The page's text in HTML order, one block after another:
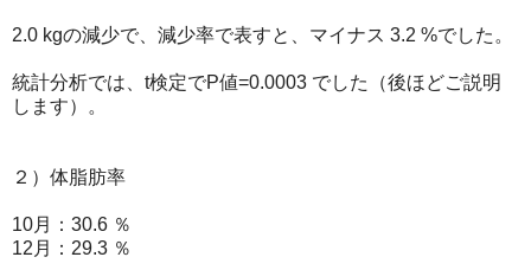
2.0 kgの減少で、減少率で表すと、マイナス 3.2 %でした。
統計分析では、t検定でP値=0.0003 でした（後ほどご説明
します）。
２）体脂肪率
10月：30.6 ％
12月：29.3 ％